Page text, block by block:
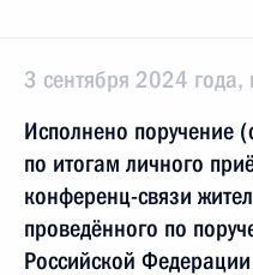
3 сентября 2024 года,
Исполнено поручение
по итогам личного
конференц-связи
проведённого по
Российской